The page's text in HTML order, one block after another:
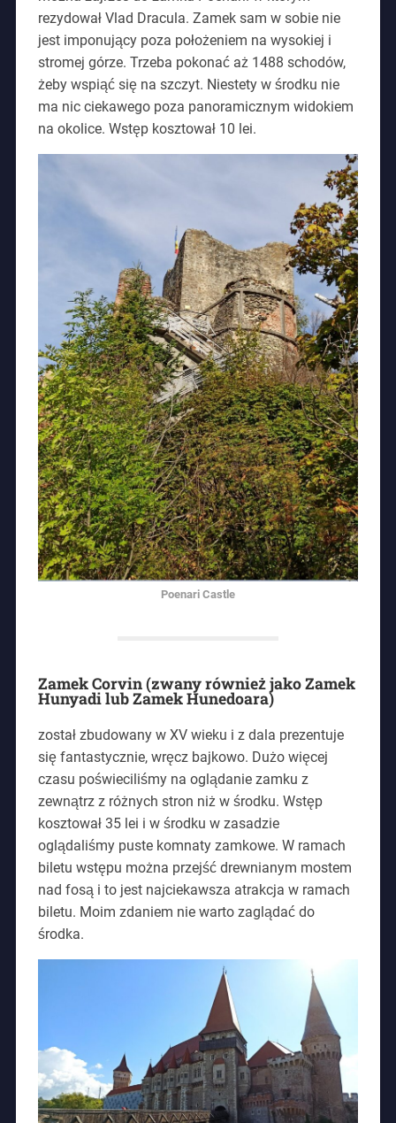
rezydował Vlad Dracula. Zamek sam w sobie nie
jest imponujący poza położeniem na wysokiej i
stromej górze. Trzeba pokonać aż 1488 schodów,
żeby wspiąć się na szczyt. Niestety w środku nie
ma nic ciekawego poza panoramicznym widokiem
na okolice. Wstęp kosztował 10 lei.
Poenari Castle
Zamek Corvin (zwany również jako Zamek
Hunyadi lub Zamek Hunedoara)
został zbudowany w XV wieku i z dala prezentuje
się fantastycznie, wręcz bajkowo. Dużo więcej
czasu poświeciliśmy na oglądanie zamku z
zewnątrz z różnych stron niż w środku. Wstęp
kosztował 35 lei i w środku w zasadzie
oglądaliśmy puste komnaty zamkowe. W ramach
biletu wstępu można przejść drewnianym mostem
nad fosą i to jest najciekawsza atrakcja w ramach
biletu. Moim zdaniem nie warto zaglądać do
środka.